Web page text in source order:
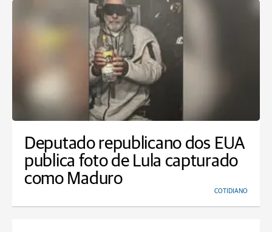
Deputado republicano dos EUA
publica foto de Lula capturado
como Maduro
COTIDIANO